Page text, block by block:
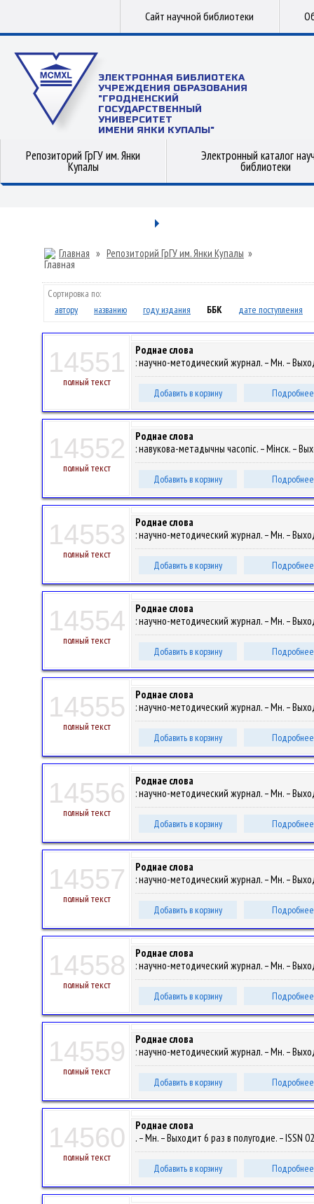
Сайт научной библиотеки
ЭЛЕКТРОННАЯ БИБЛИОТЕКА
УЧРЕЖДЕНИЯ ОБРАЗОВАНИЯ
"ГРОДНЕНСКИЙ
ГОСУДАРСТВЕННЫЙ
УНИВЕРСИТЕТ
ИМЕНИ ЯНКИ КУПАЛЫ"
Репозиторий ГрГУ им. Янки
Купалы
Электронный каталог
библиотеки
Главная » Репозиторий ГрГУ им. Янки Купалы »
Сортировка по:
автору
названию году издания ББК дате поступления
14551
полный текст
Роднае слова
: научно-методический журнал. – Мн. –
Добавить в корзину Подробнее
14552
полный текст
Роднае слова
: навукова-метадычны часопіс. – Мінск. –
Добавить в корзину Подробнее
14553
полный текст
Роднае слова
: научно-методический журнал. – Мн. –
Добавить в корзину Подробнее
14554
полный текст
Роднае слова
: научно-методический журнал. – Мн. –
Добавить в корзину Подробнее
14555
полный текст
Роднае слова
: научно-методический журнал. – Мн. –
Добавить в корзину Подробнее
14556
полный текст
Роднае слова
: научно-методический журнал. – Мн. –
Добавить в корзину Подробнее
14557
полный текст
Роднае слова
: научно-методический журнал. – Мн. –
Добавить в корзину Подробнее
14558
полный текст
Роднае слова
: научно-методический журнал. – Мн. –
Добавить в корзину Подробнее
14559
полный текст
Роднае слова
: научно-методический журнал. – Мн. –
Добавить в корзину Подробнее
14560
полный текст
Роднае слова
. – Мн. – Выходит 6 раз в полугодие. – ISSN
Добавить в корзину Подробнее